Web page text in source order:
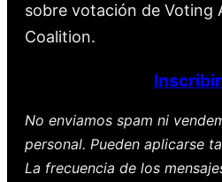
sobre votación de Voting
Coalition.
No enviamos spam ni
personal. Pueden aplicarse
La frecuencia de los